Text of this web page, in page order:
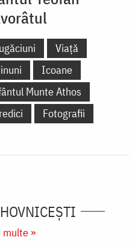
Viață
Icoane
Munte Athos
Fotografii
multe »